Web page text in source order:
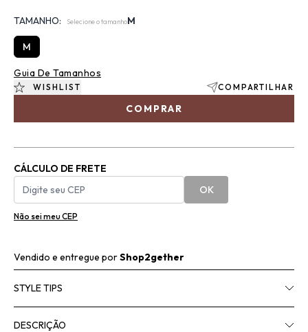
TAMANHO: Selecione o tamanhoM
M
COMPRAR
WISHLIST COMPARTILHAR
Guia De Tamanhos
CÁLCULO DE FRETE
OK
Não sei meu CEP
Vendido e entregue porShop2gether
STYLE TIPS
DESCRIÇÃO